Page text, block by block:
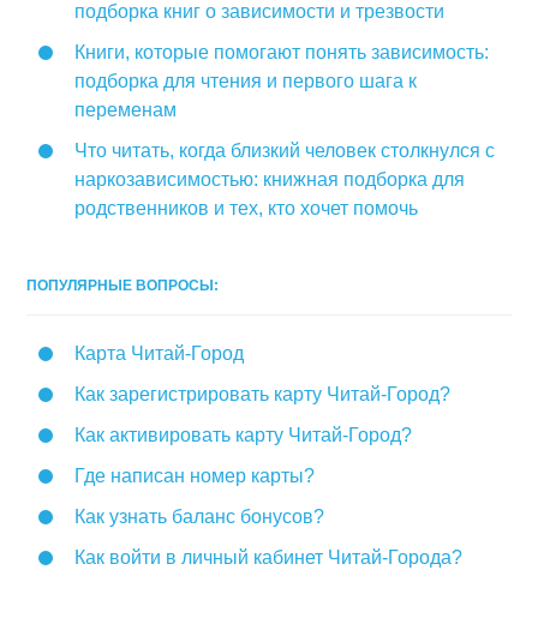
подборка книг о зависимости и трезвости
Книги, которые помогают понять зависимость:
подборка для чтения и первого шага к
переменам
Что читать, когда близкий человек столкнулся с
наркозависимостью: книжная подборка для
родственников и тех, кто хочет помочь
ПОПУЛЯРНЫЕ ВОПРОСЫ:
Карта Читай-Город
Как зарегистрировать карту Читай-Город?
Как активировать карту Читай-Город?
Где написан номер карты?
Как узнать баланс бонусов?
Как войти в личный кабинет Читай-Города?